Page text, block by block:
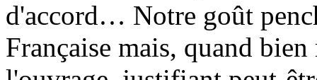
d'accord… Notre goût
Française mais, quand